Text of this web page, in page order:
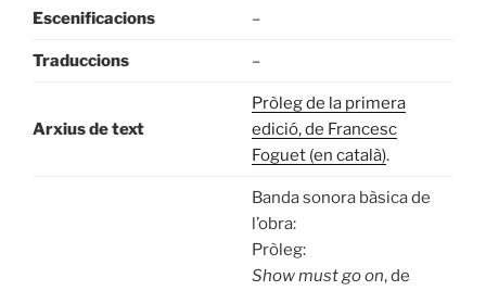
Escenificacions –
Traduccions –
Arxius de text
Pròleg de la primera
edició, de Francesc
Foguet (en català).
Banda sonora bàsica de
l’obra:
Pròleg:
Show must go on, de